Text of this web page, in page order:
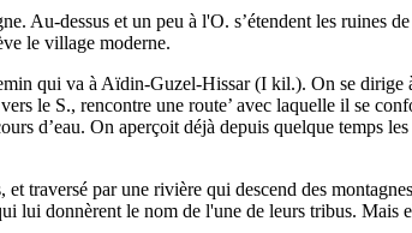
Au-dessus et un peu à l'O. s’étendent les ruines
le village moderne.
qui va à Aïdin-Guzel-Hissar (I kil.). On se
le S., rencontre une route’ avec laquelle il se
d’eau. On aperçoit déjà depuis quelque temps
traversé par une rivière qui descend des
lui donnèrent le nom de l'une de leurs tribus. Mais